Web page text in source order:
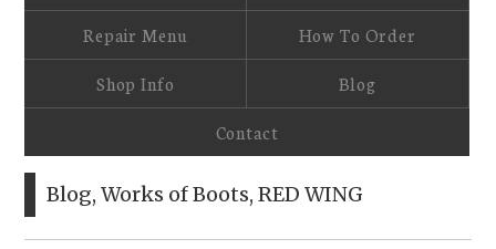
Repair Menu How To Order
Shop Info Blog
Contact
Blog,Works of Boots,RED WING